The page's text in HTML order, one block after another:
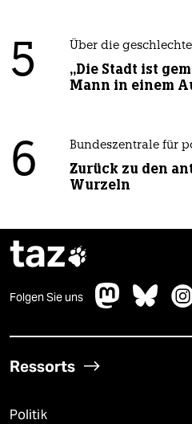
5 Über die
„Die Stadt ist
Mann in einem
6 Bundeszentrale für
Zurück zu den
Wurzeln
taz
Folgen Sie uns
Ressorts
Politik